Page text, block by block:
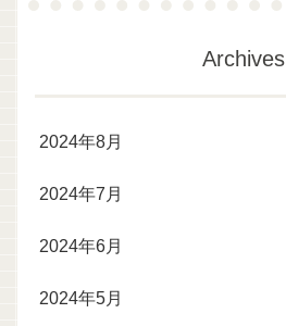
Archives
2024年8月
2024年7月
2024年6月
2024年5月